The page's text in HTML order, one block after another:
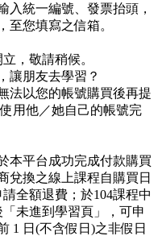
入統一編號、發票抬頭，
至您填寫之信箱。
，敬請稍候。
讓朋友去學習？
法以您的帳號購買後再提
用他／她自己的帳號完
本平台成功完成付款購買
兌換之線上課程自購買日
全額退費；於104課程中
未進到學習頁」，可申
1 日(不含假日)之非假日